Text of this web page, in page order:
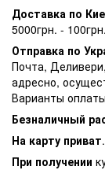
Доставка по
5000грн. -
Отправка по
Почта,
адресно,
Варианты
Безналичный
На карту приват.
При получении